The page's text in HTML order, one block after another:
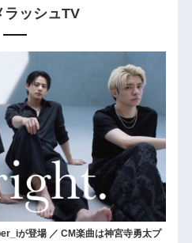
ラッシュTV
が登場 ／ CM楽曲は神宮寺勇太プ